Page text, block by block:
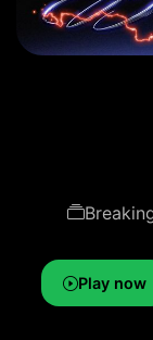
Play now